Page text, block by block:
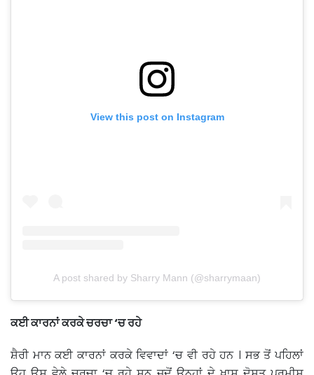
View this post on Instagram
A post shared by Sharry Mann (@sharrymaan)
ਕਈ ਕਾਰਨਾਂ ਕਰਕੇ ਚਰਚਾ ‘ਚ ਰਹੇ
ਸ਼ੈਰੀ ਮਾਨ ਕਈ ਕਾਰਨਾਂ ਕਰਕੇ ਵਿਵਾਦਾਂ ‘ਚ ਵੀ ਰਹੇ ਹਨ । ਸਭ ਤੋਂ ਪਹਿਲਾਂ